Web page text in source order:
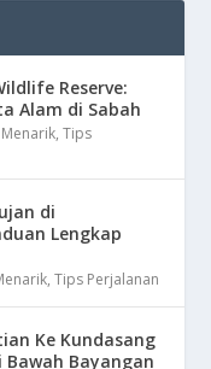
Reserve:
Alam di Sabah
,Tips
di
Lengkap
,Tips Perjalanan
Ke Kundasang
Bawah Bayangan